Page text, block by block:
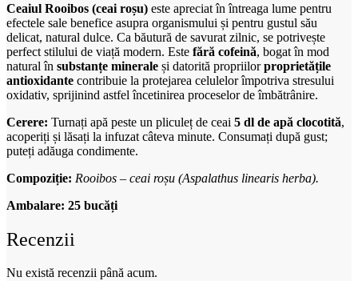
Ceaiul Rooibos (ceai roșu) este apreciat în întreaga lume pentru
efectele sale benefice asupra organismului și pentru gustul său
delicat, natural dulce. Ca băutură de savurat zilnic, se potrivește
perfect stilului de viață modern. Este fără cofeină, bogat în mod
natural în substanțe minerale și datorită propriilorproprietățile
antioxidante contribuie la protejarea celulelor împotriva stresului
oxidativ, sprijinind astfel încetinirea proceselor de îmbătrânire.
Cerere: Turnați apă peste un pliculeț de ceai 5 dl de apă clocotită,
acoperiți și lăsați la infuzat câteva minute. Consumați după gust;
puteți adăuga condimente.
Compoziție: Rooibos – ceai roșu (Aspalathus linearis herba).
Ambalare: 25 bucăți
Recenzii
Nu există recenzii până acum.